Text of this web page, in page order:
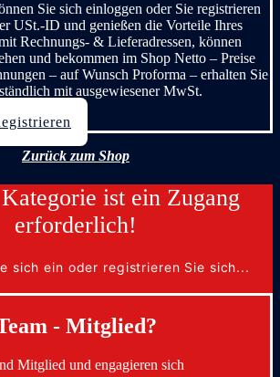
Sie sich einloggen oder Sie registrieren
USt.-ID und genießen die Vorteile Ihres
Rechnungs- & Lieferadressen, können
und bekommen im Shop Netto – Preise
– auf Wunsch Proforma – erhalten Sie
mit ausgewiesener MwSt.
Zurück zum Shop
ist ein Zugang
erforderlich!
sich ein oder registrieren Sie sich...
- Mitglied?
Mitglied und engagieren sich